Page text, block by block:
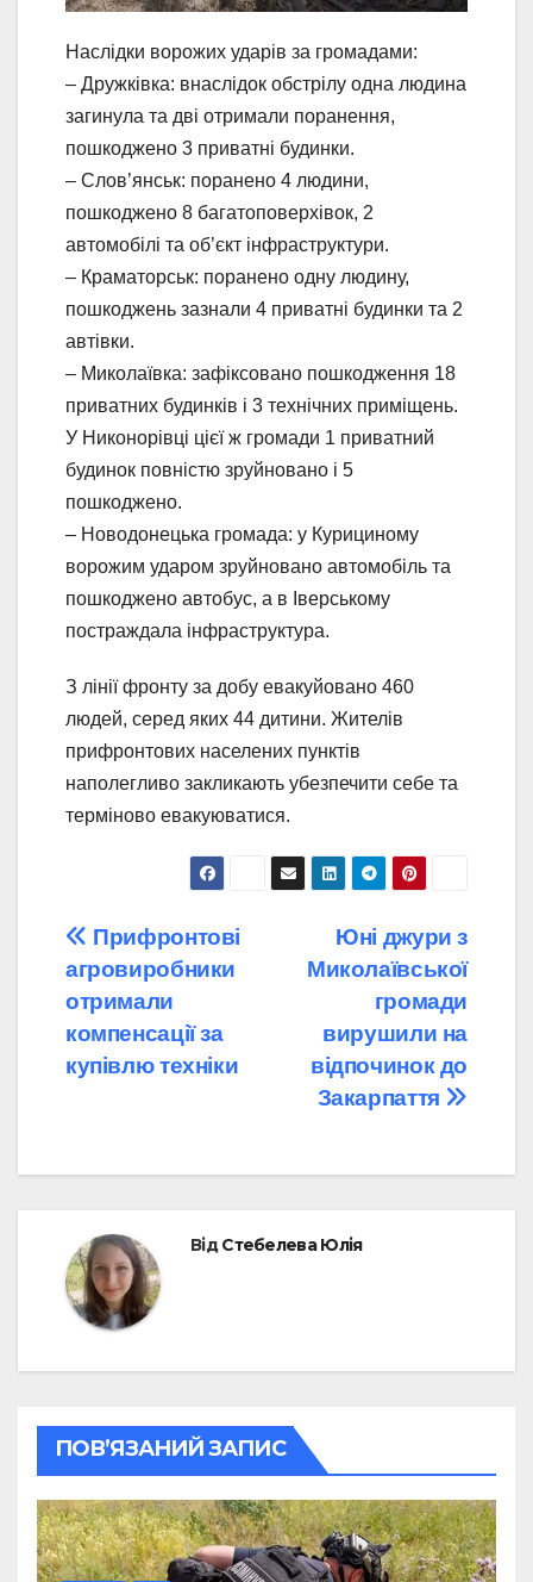
Наслідки ворожих ударів за громадами:
– Дружківка: внаслідок обстрілу одна людина
загинула та дві отримали поранення,
пошкоджено 3 приватні будинки.
– Слов’янськ: поранено 4 людини,
пошкоджено 8 багатоповерхівок, 2
автомобілі та об’єкт інфраструктури.
– Краматорськ: поранено одну людину,
пошкоджень зазнали 4 приватні будинки та 2
автівки.
– Миколаївка: зафіксовано пошкодження 18
приватних будинків і 3 технічних приміщень.
У Никонорівці цієї ж громади 1 приватний
будинок повністю зруйновано і 5
пошкоджено.
– Новодонецька громада: у Курициному
ворожим ударом зруйновано автомобіль та
пошкоджено автобус, а в Іверському
постраждала інфраструктура.
З лінії фронту за добу евакуйовано 460
людей, серед яких 44 дитини. Жителів
прифронтових населених пунктів
наполегливо закликають убезпечити себе та
терміново евакуюватися.
Навігація
записів
Юні джури з
Миколаївської
громади
вирушили на
відпочинок до
Закарпаття
Прифронтові
агровиробники
отримали
компенсації за
купівлю техніки
ВідСтебелева Юлія
ПОВ’ЯЗАНИЙ ЗАПИС